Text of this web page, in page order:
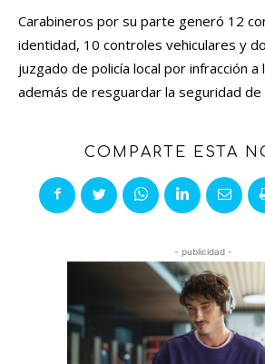
Carabineros por su parte generó 12
identidad, 10 controles vehiculares y
juzgado de policía local por infracción
además de resguardar la seguridad
COMPARTE ESTA
- publicidad -